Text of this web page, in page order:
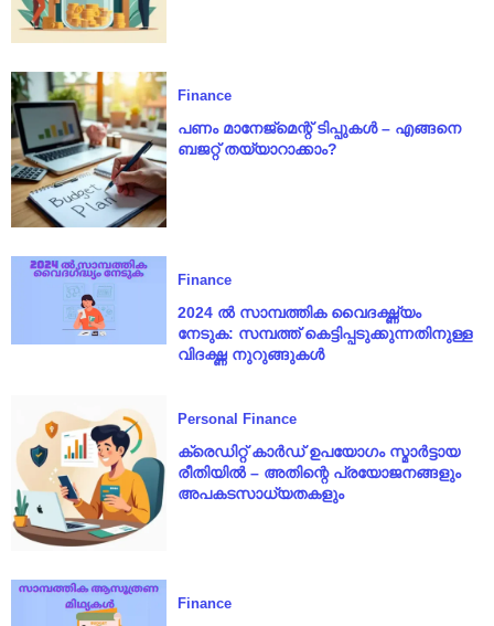
Finance
പണം മാനേജ്മെന്റ് ടിപ്പുകൾ – എങ്ങനെ
ബജറ്റ് തയ്യാറാക്കാം?
Finance
2024 ൽ സാമ്പത്തിക വൈദഗ്ദ്ധ്യം
നേടുക: സമ്പത്ത് കെട്ടിപ്പടുക്കുന്നതിനുള്ള
വിദഗ്ദ്ധ നുറുങ്ങുകൾ
Personal Finance
ക്രെഡിറ്റ് കാർഡ് ഉപയോഗം സ്മാർട്ടായ
രീതിയിൽ – അതിന്റെ പ്രയോജനങ്ങളും
അപകടസാധ്യതകളും
Finance